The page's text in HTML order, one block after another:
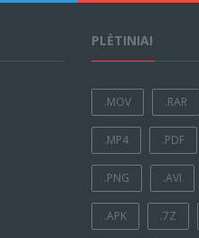
PLĖTINIAI
.MOV .RAR
.MP4 .PDF
.PNG .AVI
.APK .7Z